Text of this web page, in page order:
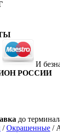
И
РОССИИ
до
/Окрашенные /